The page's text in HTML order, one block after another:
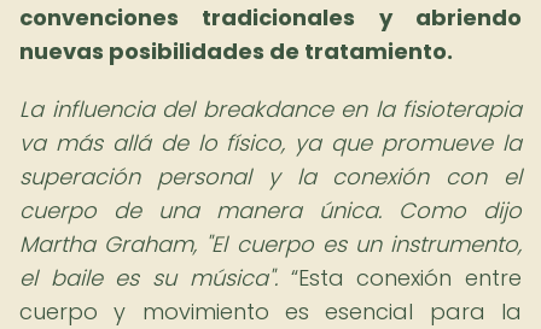
convenciones tradicionales y abriendo
nuevas posibilidades de tratamiento.
La influencia del breakdance en la fisioterapia
va más allá de lo físico, ya que promueve la
superación personal y la conexión con el
cuerpo de una manera única. Como dijo
Martha Graham, "El cuerpo es un instrumento,
el baile es su música".
Esta conexión entre
cuerpo y movimiento es esencial para la